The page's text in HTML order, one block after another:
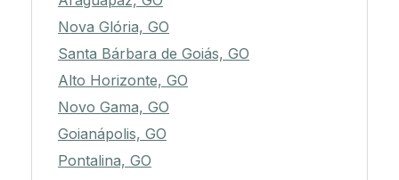
Nova Glória, GO
Santa Bárbara de Goiás, GO
Alto Horizonte, GO
Novo Gama, GO
Goianápolis, GO
Pontalina, GO